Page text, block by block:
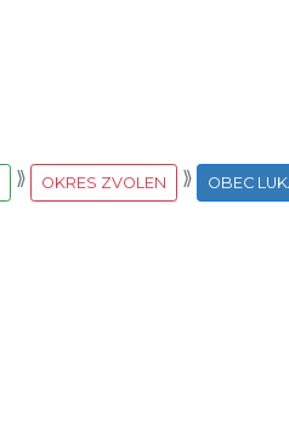
OKRES ZVOLEN OBEC